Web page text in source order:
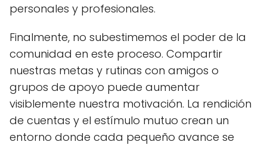
personales y profesionales.
Finalmente, no subestimemos el poder de la
comunidad en este proceso. Compartir
nuestras metas y rutinas con amigos o
grupos de apoyo puede aumentar
visiblemente nuestra motivación. La rendición
de cuentas y el estímulo mutuo crean un
entorno donde cada pequeño avance se